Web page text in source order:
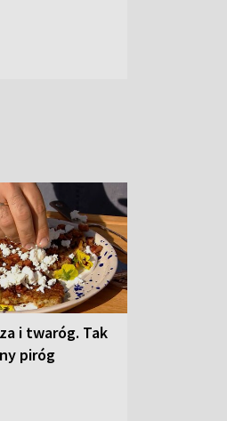
i twaróg. Tak
piróg